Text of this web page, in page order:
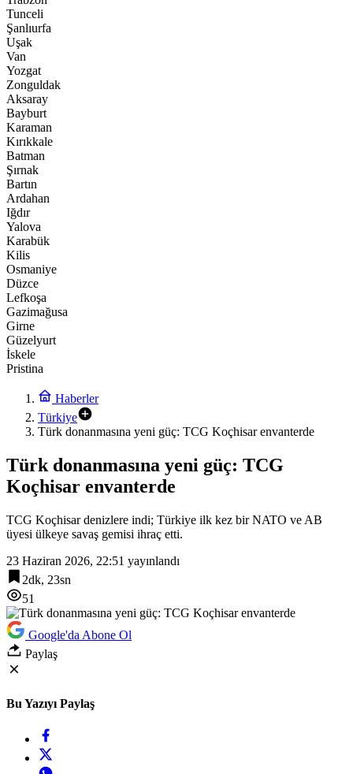
Tunceli
Şanlıurfa
Uşak
Van
Yozgat
Zonguldak
Aksaray
Bayburt
Karaman
Kırıkkale
Batman
Şırnak
Bartın
Ardahan
Iğdır
Yalova
Karabük
Kilis
Osmaniye
Düzce
Lefkoşa
Gazimağusa
Girne
Güzelyurt
İskele
Pristina
Haberler
Türkiye
Türk donanmasına yeni güç: TCG Koçhisar envanterde
Türk donanmasına yeni güç: TCG
Koçhisar envanterde
TCG Koçhisar denizlere indi; Türkiye ilk kez bir NATO ve AB
üyesi ülkeye savaş gemisi ihraç etti.
23 Haziran 2026, 22:51 yayınlandı
2dk, 23sn
51
Google'da Abone Ol
Paylaş
Bu Yazıyı Paylaş